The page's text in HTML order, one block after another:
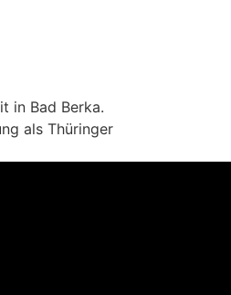
in Bad Berka.
als Thüringer